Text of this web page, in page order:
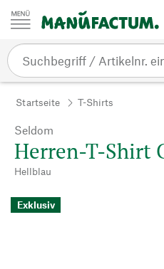
Zum Inhalt springen
Startseite T-Shirts
Seldom
Herren-T-Shirt
Hellblau
Exklusiv